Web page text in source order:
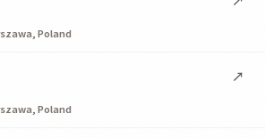
Poland
Poland
↗